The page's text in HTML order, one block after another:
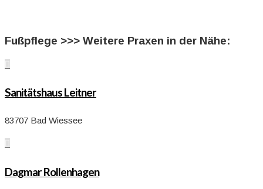
Fußpflege >>> Weitere Praxen in der Nähe:

Sanitätshaus Leitner
83707 Bad Wiessee

Dagmar Rollenhagen